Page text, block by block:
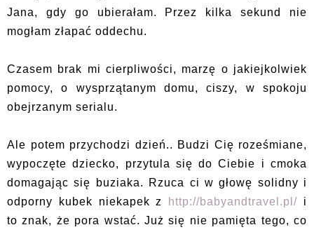
Jana, gdy go ubierałam. Przez kilka sekund nie
mogłam złapać oddechu.
Czasem brak mi cierpliwości, marzę o jakiejkolwiek
pomocy, o wysprzątanym domu, ciszy, w spokoju
obejrzanym serialu.
Ale potem przychodzi dzień.. Budzi Cię roześmiane,
wypoczęte dziecko, przytula się do Ciebie i cmoka
domagając się buziaka. Rzuca ci w głowę solidny i
odporny kubek niekapek z
http://babyandtravel.pl/ i
to znak, że pora wstać. Już się nie pamięta tego, co